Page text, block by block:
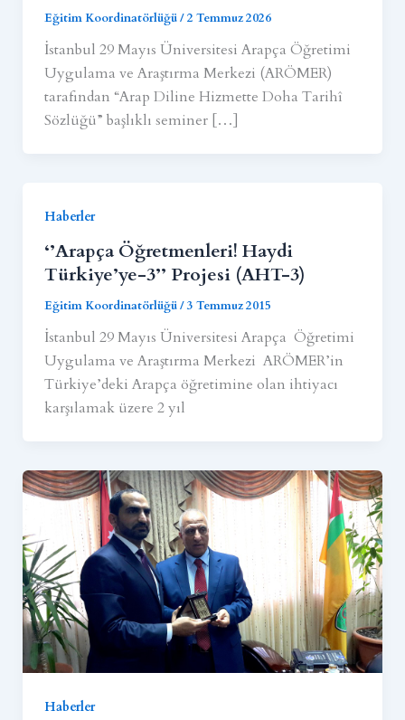
Eğitim Koordinatörlüğü/2 Temmuz 2026
İstanbul 29 Mayıs Üniversitesi Arapça Öğretimi
Uygulama ve Araştırma Merkezi (ARÖMER)
tarafından “Arap Diline Hizmette Doha Tarihî
Sözlüğü” başlıklı seminer […]
Haberler
‘’Arapça Öğretmenleri! Haydi
Türkiye’ye-3’’ Projesi (AHT-3)
Eğitim Koordinatörlüğü/3 Temmuz 2015
İstanbul 29 Mayıs Üniversitesi Arapça Öğretimi
Uygulama ve Araştırma Merkezi ARÖMER’in
Türkiye’deki Arapça öğretimine olan ihtiyacı
karşılamak üzere 2 yıl
Haberler